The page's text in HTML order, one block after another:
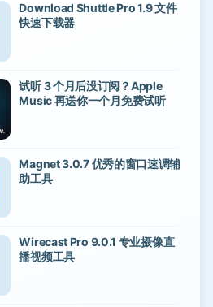
Download Shuttle Pro 1.9 文件
快速下载器
试听 3 个月后没订阅？Apple
Music 再送你一个月免费试听
Magnet 3.0.7 优秀的窗口速调辅
助工具
Wirecast Pro 9.0.1 专业摄像直
播视频工具